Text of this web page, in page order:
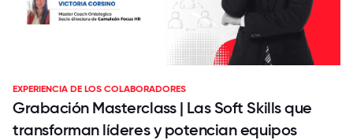
EXPERIENCIA DE LOS COLABORADORES
Grabación Masterclass | Las Soft Skills que
transforman líderes y potencian equipos